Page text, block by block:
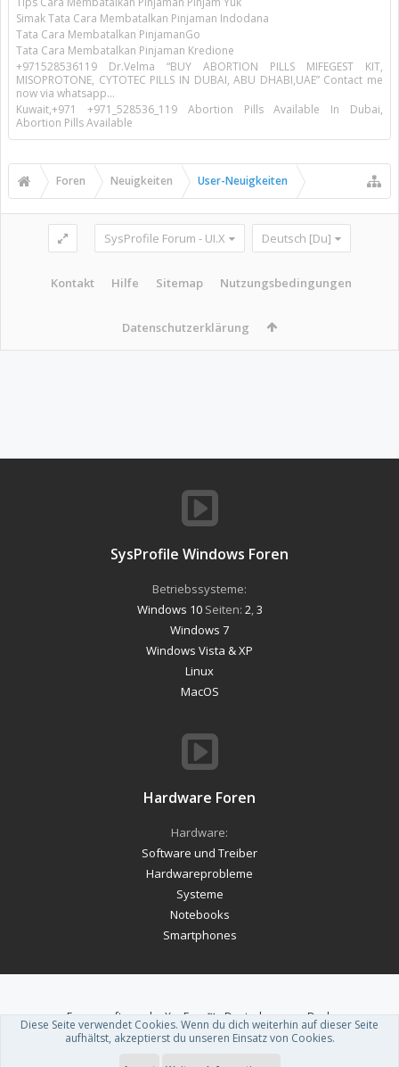
Simak Tata Cara Membatalkan Pinjaman Indodana
Tata Cara Membatalkan PinjamanGo
Tata Cara Membatalkan Pinjaman Kredione
+971528536119 Dr.Velma “BUY ABORTION PILLS MIFEGEST KIT,
MISOPROTONE, CYTOTEC PILLS IN DUBAI, ABU DHABI,UAE” Contact me
now via whatsapp…
Kuwait,+971 +971_528536_119 Abortion Pills Available In Dubai,
Abortion Pills Available
Foren Neuigkeiten User-Neuigkeiten
SysProfile Forum - UI.X Deutsch [Du]
Kontakt Hilfe Sitemap Nutzungsbedingungen
Datenschutzerklärung
SysProfile Windows Foren
Betriebssysteme:
Windows 10Seiten: 2 3
Windows 7
Windows Vista & XP
Linux
MacOS
Hardware Foren
Hardware:
Software und Treiber
Hardwareprobleme
Systeme
Notebooks
Smartphones
Forum software by XenForo™-Deutsch von xenDach
Theme designed byThemeHouse .
Diese Seite verwendet Cookies. Wenn du dich weiterhin auf dieser Seite
aufhältst, akzeptierst du unseren Einsatz von Cookies.